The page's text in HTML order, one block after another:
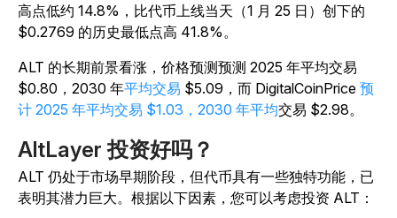
高点低约 14.8%，比代币上线当天（1 月 25 日）创下的
$0.2769 的历史最低点高 41.8%。
ALT 的长期前景看涨，价格预测预测 2025 年平均交易
$0.80，2030 年平均交易 $5.09，而 DigitalCoinPrice 预
计 2025 年平均交易 $1.03，2030 年平均交易 $2.98。
AltLayer 投资好吗？
ALT 仍处于市场早期阶段，但代币具有一些独特功能，已
表明其潜力巨大。根据以下因素，您可以考虑投资 ALT：